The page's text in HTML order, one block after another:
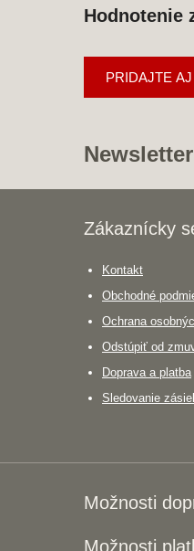
Hodnotenie
PRIDAJTE
Newsletter
Zákaznícky
Kontakt
Obchodné
Ochrana
Odstúpiť od
Doprava a platba
Sledovanie
Možnosti
Možnosti